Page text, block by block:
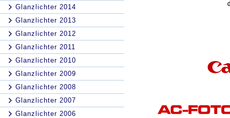
Glanzlichter 2014
Glanzlichter 2013
Glanzlichter 2012
Glanzlichter 2011
Glanzlichter 2010
Glanzlichter 2009
Glanzlichter 2008
Glanzlichter 2007
Glanzlichter 2006